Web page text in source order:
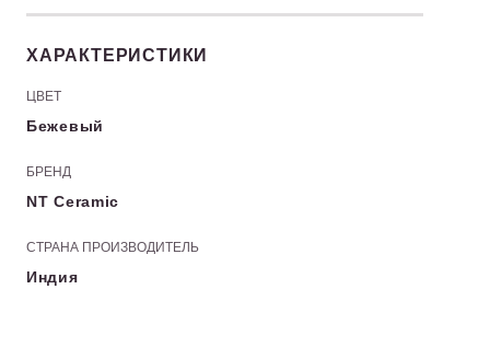
ХАРАКТЕРИСТИКИ
ЦВЕТ
Бежевый
БРЕНД
NT Ceramic
СТРАНА ПРОИЗВОДИТЕЛЬ
Индия